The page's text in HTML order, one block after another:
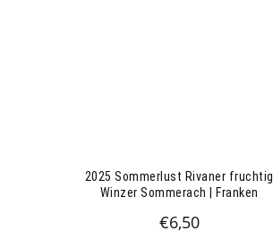
2025 Sommerlust Rivaner fruchtig
Winzer Sommerach | Franken
€6,50